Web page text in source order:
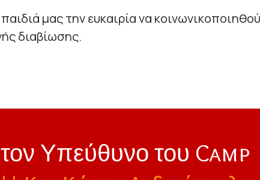
μας την ευκαιρία να
διαβίωσης.
Υπεύθυνο του Camp